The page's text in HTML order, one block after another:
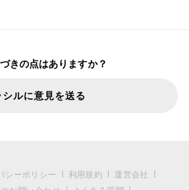
きの点はありますか？
シルに意見を送る
シーポリシー 利用規約
運営会社